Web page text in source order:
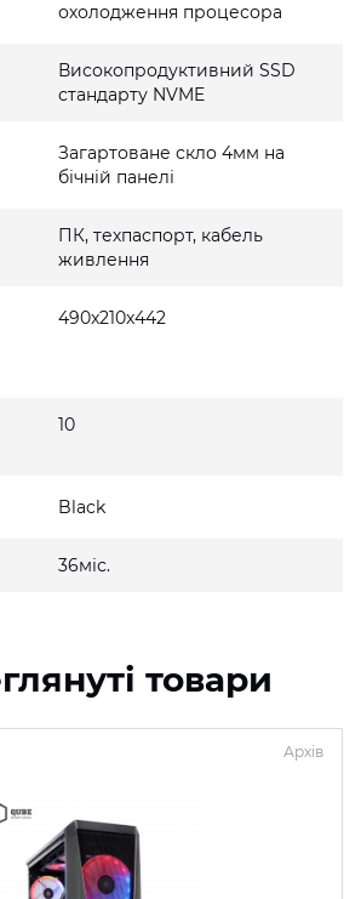
охолодження процесора
Високопродуктивний SSD
стандарту NVME
Загартоване скло 4мм на
бічній панелі
ПК, техпаспорт, кабель
живлення
490x210x442
10
Black
36міс.
товари
Архів